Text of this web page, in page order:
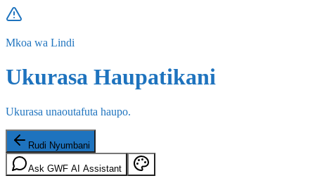
Mkoa wa Lindi
Ukurasa Haupatikani
Ukurasa unaoutafuta haupo.
Rudi Nyumbani
Ask GWF AI Assistant